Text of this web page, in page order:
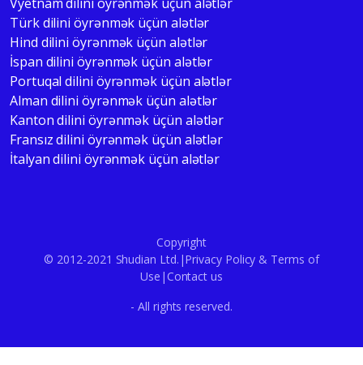
Türk dilini öyrənmək üçün alətlər
Hind dilini öyrənmək üçün alətlər
İspan dilini öyrənmək üçün alətlər
Portuqal dilini öyrənmək üçün alətlər
Alman dilini öyrənmək üçün alətlər
Kanton dilini öyrənmək üçün alətlər
Fransız dilini öyrənmək üçün alətlər
İtalyan dilini öyrənmək üçün alətlər
Copyright
© 2012-2021 Shudian Ltd.|Privacy Policy & Terms of
Use | Contact us
- All rights reserved.